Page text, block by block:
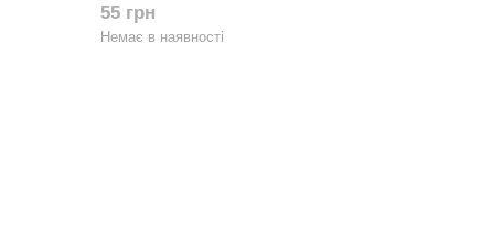
55 грн
Немає в наявності